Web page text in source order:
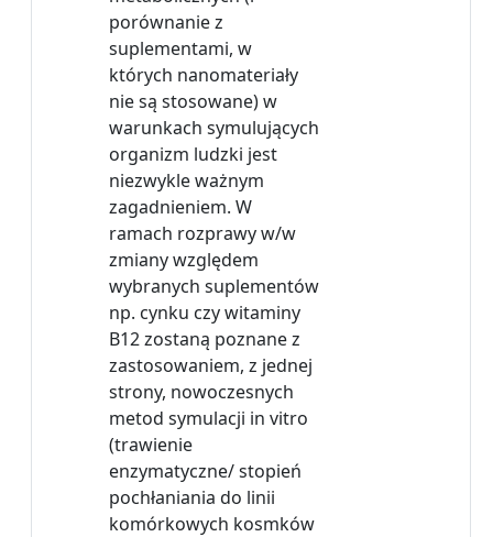
porównanie z
suplementami, w
których nanomateriały
nie są stosowane) w
warunkach symulujących
organizm ludzki jest
niezwykle ważnym
zagadnieniem. W
ramach rozprawy w/w
zmiany względem
wybranych suplementów
np. cynku czy witaminy
B12 zostaną poznane z
zastosowaniem, z jednej
strony, nowoczesnych
metod symulacji in vitro
(trawienie
enzymatyczne/ stopień
pochłaniania do linii
komórkowych kosmków